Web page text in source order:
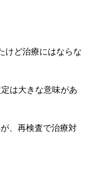
けど治療にはならな
は大きな意味があ
、再検査で治療対